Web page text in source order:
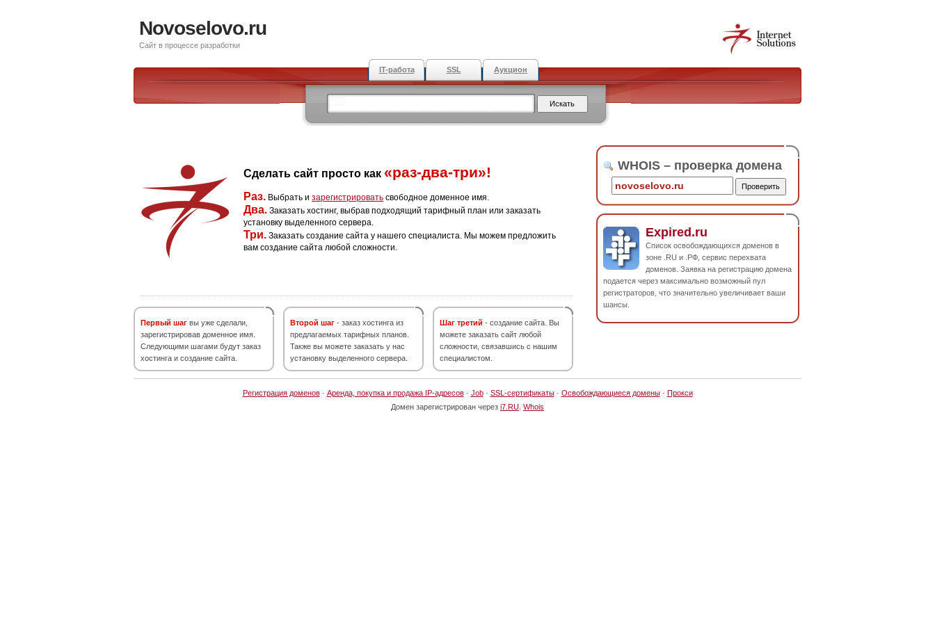
Novoselovo.ru
Сайт в процессе разработки
IT-работа SSL Аукцион
Сделать сайт просто как «раз-два-три»!
Раз. Выбрать и зарегистрировать свободное доменное имя.
Два. Заказать хостинг, выбрав подходящий тарифный план или заказать
установку выделенного сервера.
Три. Заказать создание сайта у нашего специалиста. Мы можем предложить
вам создание сайта любой сложности.
Первый шаг вы уже сделали,
зарегистрировав доменное имя.
Следующими шагами будут заказ
хостинга и создание сайта.
Второй шаг - заказ хостинга из
предлагаемых тарифных планов.
Также вы можете заказать у нас
установку выделенного сервера.
Шаг третий - создание сайта. Вы
можете заказать сайт любой
сложности, связавшись с нашим
специалистом.
WHOIS – проверка домена
Expired.ru
Список освобождающихся доменов в
зоне .RU и .РФ, сервис перехвата
доменов. Заявка на регистрацию домена
подается через максимально возможный пул
регистраторов, что значительно увеличивает ваши
шансы.
Регистрация доменов· Аренда, покупка и продажа IP-адресов· Job· SSL-сертификаты· Освобождающиеся домены· Прокси
Домен зарегистрирован через i7.RU Whois